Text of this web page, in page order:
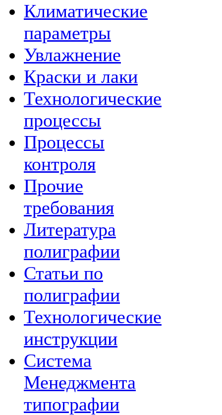
Климатические
параметры
Увлажнение
Краски и лаки
Технологические
процессы
Процессы
контроля
Прочие
требования
Литература
полиграфии
Статьи по
полиграфии
Технологические
инструкции
Система
Менеджмента
типографии